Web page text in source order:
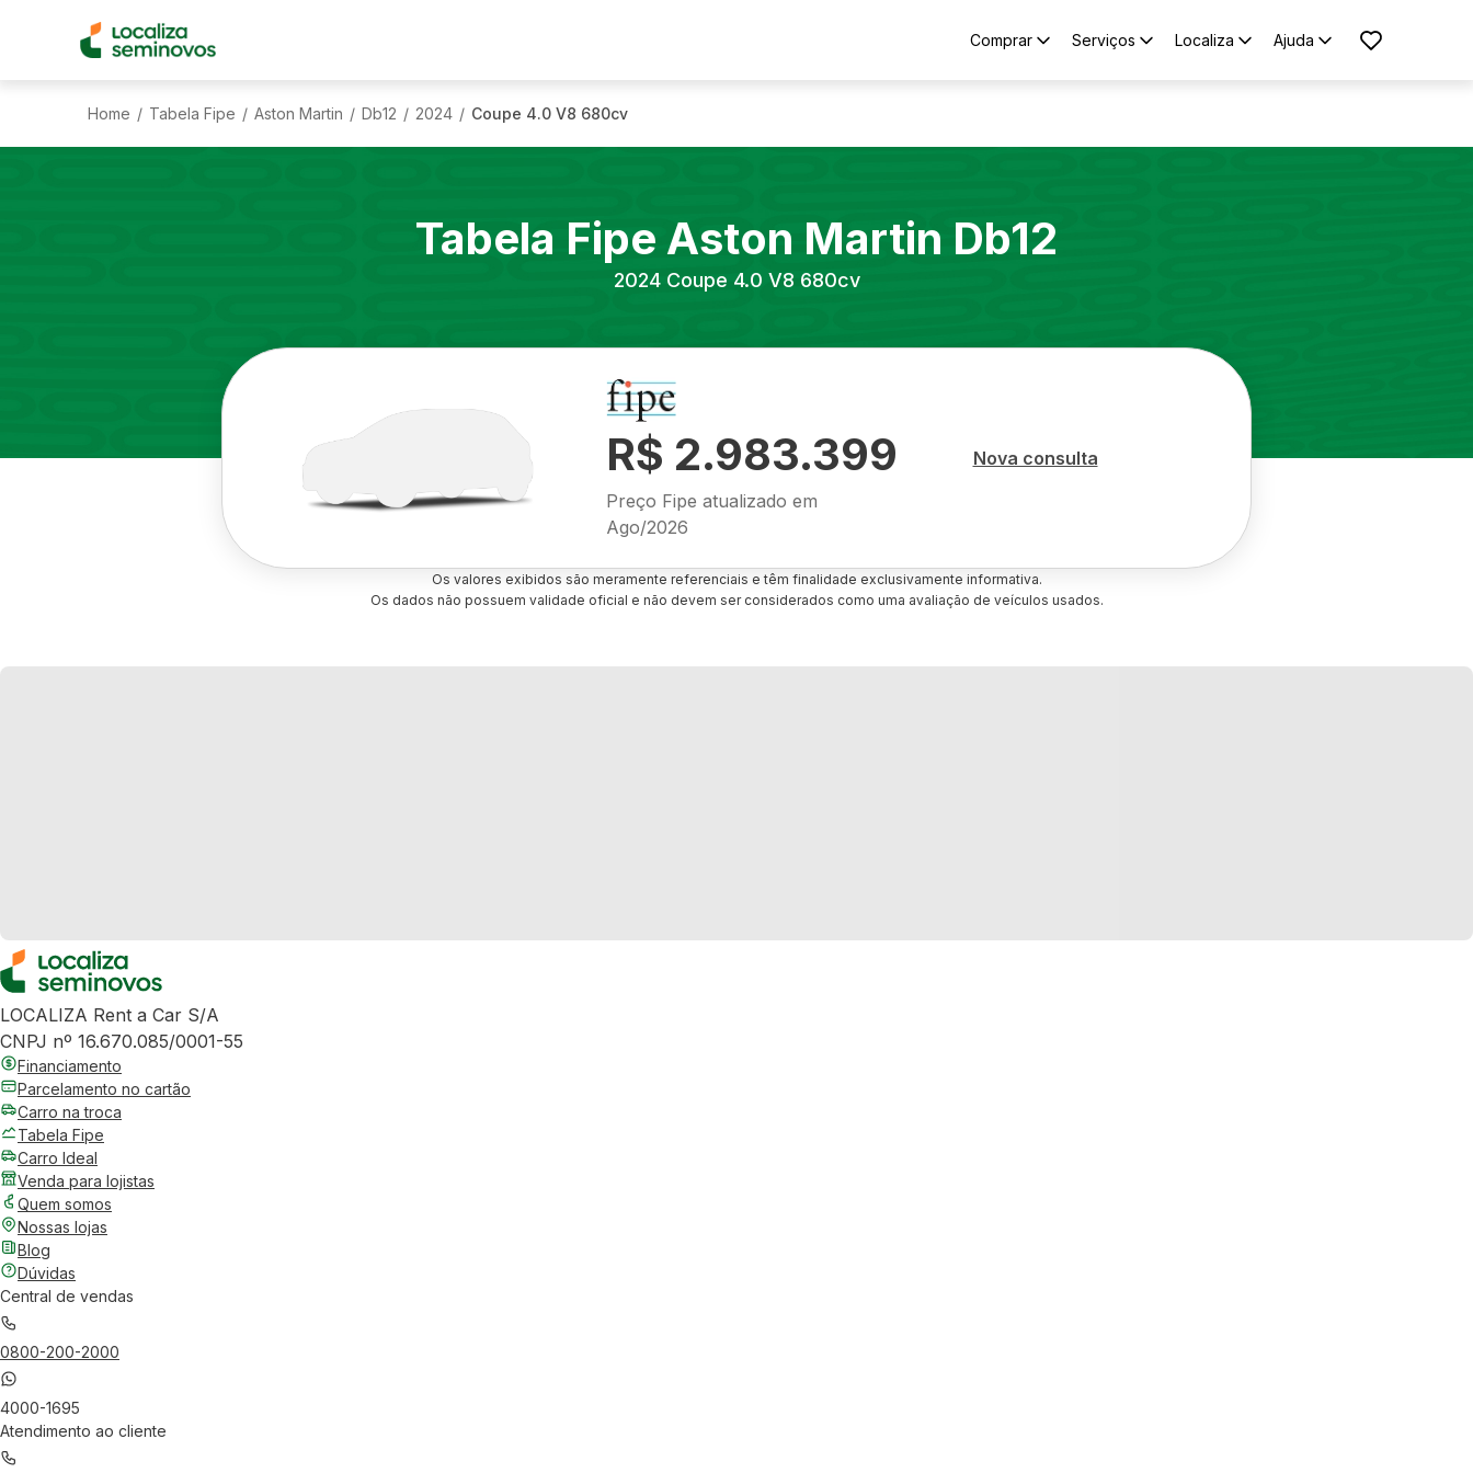
Comprar Serviços Localiza Ajuda
Home / Tabela Fipe / Aston Martin / Db12 / 2024 / Coupe 4.0 V8 680cv
Tabela Fipe Aston Martin Db12
2024 Coupe 4.0 V8 680cv
R$ 2.983.399
Preço Fipe atualizado em
Ago/2026
Nova consulta
Os valores exibidos são meramente referenciais e têm finalidade exclusivamente informativa.
Os dados não possuem validade oficial e não devem ser considerados como uma avaliação de veículos usados.
LOCALIZA Rent a Car S/A
CNPJ nº 16.670.085/0001-55
Financiamento
Parcelamento no cartão
Carro na troca
Tabela Fipe
Carro Ideal
Venda para lojistas
Quem somos
Nossas lojas
Blog
Dúvidas
Central de vendas
0800-200-2000
4000-1695
Atendimento ao cliente